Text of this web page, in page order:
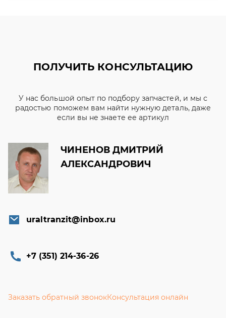
ПОЛУЧИТЬ КОНСУЛЬТАЦИЮ
У нас большой опыт по подбору запчастей, и мы с
радостью поможем вам найти нужную деталь, даже
если вы не знаете ее артикул
ЧИНЕНОВ ДМИТРИЙ
АЛЕКСАНДРОВИЧ
uraltranzit@inbox.ru
+7 (351) 214-36-26
Заказать обратный звонокКонсультация онлайн